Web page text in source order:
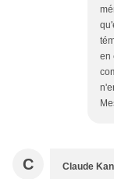
en
C Claude